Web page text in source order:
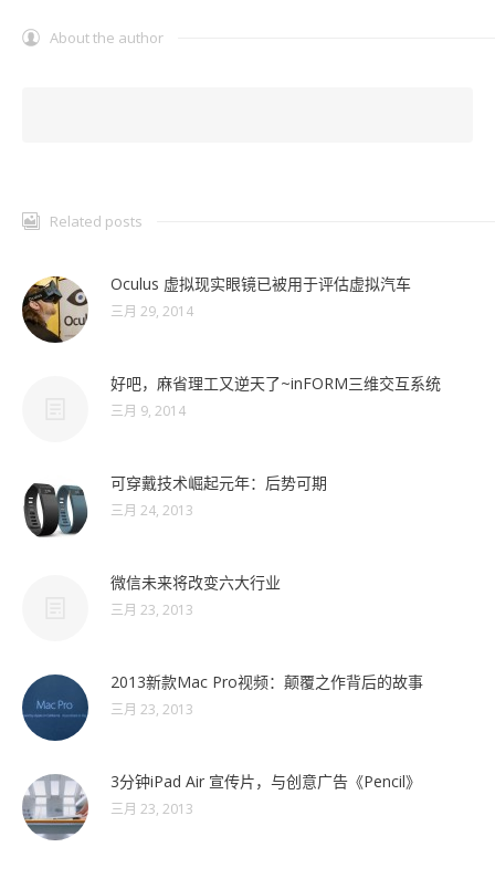
About the author
Related posts
Oculus 虚拟现实眼镜已被用于评估虚拟汽车
三月 29, 2014
好吧，麻省理工又逆天了~inFORM三维交互系统
三月 9, 2014
可穿戴技术崛起元年：后势可期
三月 24, 2013
微信未来将改变六大行业
三月 23, 2013
2013新款Mac Pro视频：颠覆之作背后的故事
三月 23, 2013
3分钟iPad Air 宣传片，与创意广告《Pencil》
三月 23, 2013